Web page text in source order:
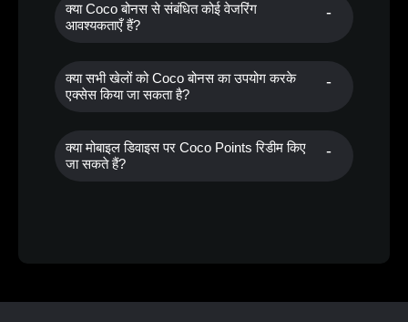
क्या Coco बोनस से संबंधित कोई वेजरिंग
आवश्यकताएँ हैं?
क्या सभी खेलों को Coco बोनस का उपयोग करके
एक्सेस किया जा सकता है?
क्या मोबाइल डिवाइस पर Coco Points रिडीम किए
जा सकते हैं?